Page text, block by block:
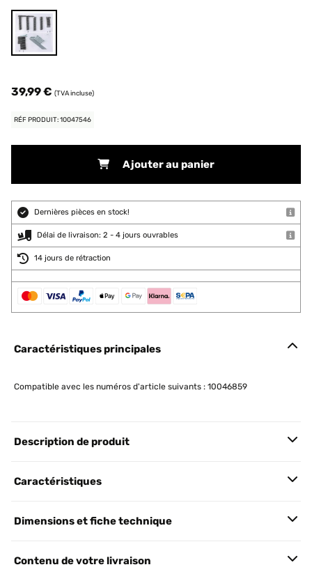
39,99 € (TVA incluse)
RÉF PRODUIT: 10047546
Ajouter au panier
Dernières pièces en stock!
Délai de livraison: 2 - 4 jours ouvrables
14 jours de rétraction
Caractéristiques principales
Compatible avec les numéros d'article suivants : 10046859
Description de produit
Caractéristiques
Dimensions et fiche technique
Contenu de votre livraison